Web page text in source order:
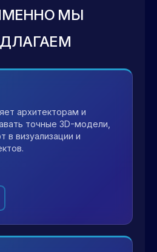
МЫ
архитекторам и
точные 3D-модели,
в визуализации и